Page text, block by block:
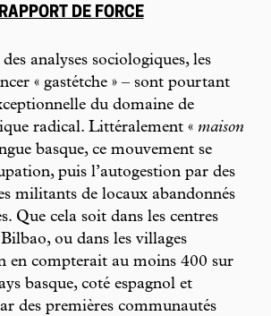
RAPPORT DE FORCE
analyses sociologiques, les
« gastétche » – sont pourtant
du domaine de
radical. Littéralement « maison
basque, ce mouvement se
puis l’autogestion par des
militants de locaux abandonnés
Que cela soit dans les centres
ou dans les villages
en compterait au moins 400 sur
basque, coté espagnol et
des premières communautés